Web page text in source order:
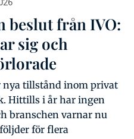
beslut från IVO:
sig och
tillstånd inom privat
Hittills i år har ingen
branschen varnar nu
för flera